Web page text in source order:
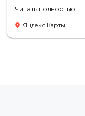
Читать полностью
Яндекс Карты